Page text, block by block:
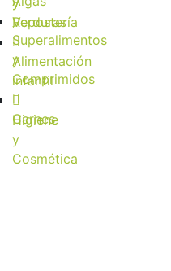
Verduras
Superalimentos
y
Comprimidos
Carnes
Repostería
Alimentación
infantil
Higiene
y
Cosmética